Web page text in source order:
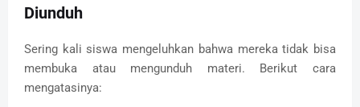
Diunduh
Sering kali siswa mengeluhkan bahwa mereka tidak bisa
membuka atau mengunduh materi. Berikut cara
mengatasinya: